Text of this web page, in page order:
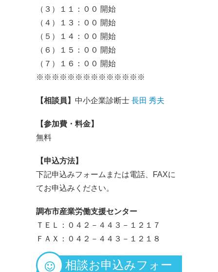
（３）１１：００ 開始
（４）１３：００ 開始
（５）１４：００ 開始
（６）１５：００ 開始
（７）１６：００ 開始
※※※※※※※※※※※※※※
【相談員】 中小企業診断士 長田 秀夫
【参加費・料金】
無料
【申込方法】
下記申込みフォームまたは電話、FAXに
てお申込みください。
調布市産業労働支援センター
ＴＥＬ：０４２－４４３－１２１７
ＦＡＸ：０４２－４４３－１２１８
相談お申込みフォー